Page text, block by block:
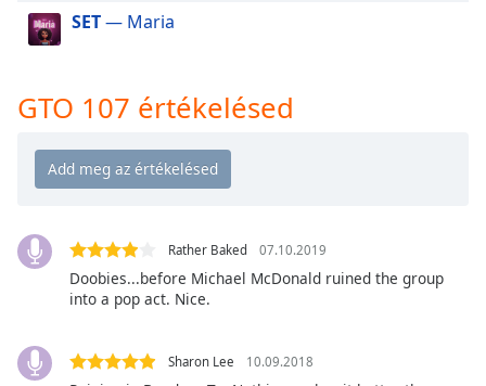
cancel
and
the
window.
Opacity
Background
Color
SET— Maria
GTO 107 értékelésed
Rather Baked 07.10.2019
Doobies...before Michael McDonald ruined the group
into a pop act. Nice.
Sharon Lee 10.09.2018